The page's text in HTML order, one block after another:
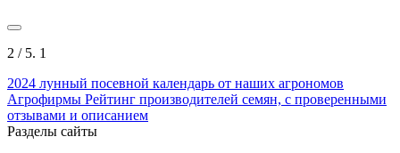
2 / 5. 1
2024 лунный посевной календарь от наших агрономов
Агрофирмы Рейтинг производителей семян, с проверенными
отзывами и описанием
Разделы сайты